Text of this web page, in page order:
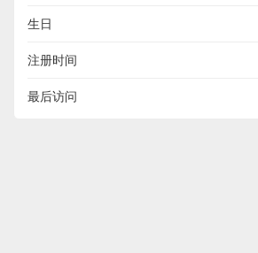
生日
注册时间
最后访问